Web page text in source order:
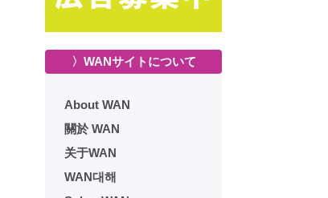
〉WANサイトについて
About WAN
關於 WAN
关于WAN
WAN대해